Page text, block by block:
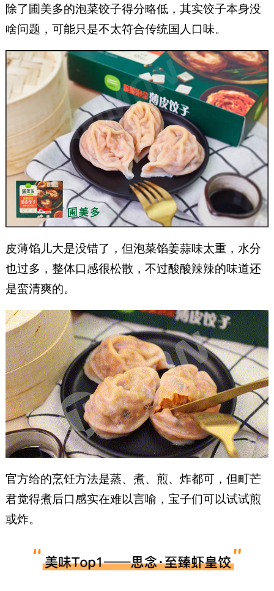
除了圃美多的泡菜饺子得分略低，其实饺子本身没
啥问题，可能只是不太符合传统国人口味。
皮薄馅儿大是没错了，但泡菜馅姜蒜味太重，水分
也过多，整体口感很松散，不过酸酸辣辣的味道还
是蛮清爽的。
官方给的烹饪方法是蒸、煮、煎、炸都可，但町芒
君觉得煮后口感实在难以言喻，宝子们可以试试煎
或炸。